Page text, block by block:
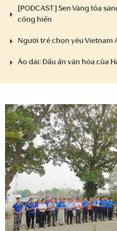
[PODCAST] Sen Vàng tỏa
cống hiến
Người trẻ chọn yêu
Áo dài: Dấu ấn văn hóa của